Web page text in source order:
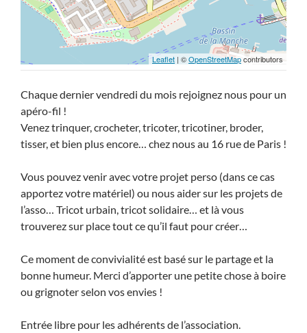
Leaflet | ©OpenStreetMapcontributors
Chaque dernier vendredi du mois rejoignez nous pour un
apéro-fil !
Venez trinquer, crocheter, tricoter, tricotiner, broder,
tisser, et bien plus encore… chez nous au 16 rue de Paris !
Vous pouvez venir avec votre projet perso (dans ce cas
apportez votre matériel) ou nous aider sur les projets de
l’asso… Tricot urbain, tricot solidaire… et là vous
trouverez sur place tout ce qu’il faut pour créer…
Ce moment de convivialité est basé sur le partage et la
bonne humeur. Merci d’apporter une petite chose à boire
ou grignoter selon vos envies !
Entrée libre pour les adhérents de l’association.